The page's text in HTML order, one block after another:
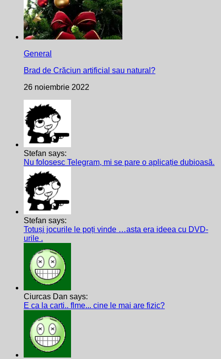
General
Brad de Crăciun artificial sau natural?
26 noiembrie 2022
Stefan says:
Nu folosesc Telegram, mi se pare o aplicație dubioasă.
Stefan says:
Totuși jocurile le poți vinde …asta era ideea cu DVD-
urile .
Ciurcas Dan says:
E ca la carti.. flme... cine le mai are fizic?